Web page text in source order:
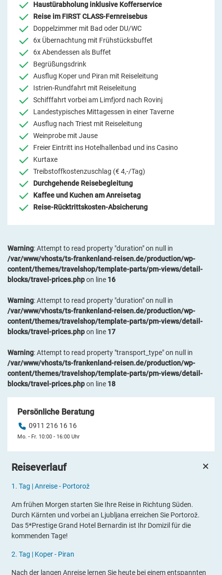
Reiseverlauf
1. Tag |Anreise - Portorož
Am frühen Morgen starten Sie Ihre Reise in Richtung Süden.
Durch Kärnten und vorbei an Ljubljana erreichen Sie Portorož.
Das 5*Prestige Grand Hotel Bernardin ist Ihr Domizil für die
kommenden Tage!
2. Tag | Koper - Piran
Nach der langen Anreise lernen Sie heute bei einem entspannten
Haustürabholung inklusive Kofferservice
Reise im FIRST CLASS-Fernreisebus
Doppelzimmer mit Bad oder DU/WC
6x Übernachtung mit Frühstücksbuffet
6x Abendessen als Buffet
Begrüßungsdrink
Ausflug Koper und Piran mit Reiseleitung
Istrien-Rundfahrt mit Reiseleitung
Schifffahrt vorbei am Limfjord nach Rovinj
Landestypisches Mittagessen in einer Taverne
Ausflug nach Triest mit Reiseleitung
Weinprobe mit Jause
Freier Eintritt ins Hotelhallenbad und ins Casino
Kurtaxe
Treibstoffkostenzuschlag (€ 4,-/Tag)
Durchgehende Reisebegleitung
Kaffee und Kuchen am Anreisetag
Reise-Rücktrittskosten-Absicherung
Warning: Attempt to read property "duration" on null in
/var/www/vhosts/ts-frankenland-reisen.de/production/wp-
content/themes/travelshop/template-parts/pm-views/detail-
blocks/travel-prices.phpon line 16
Warning: Attempt to read property "duration" on null in
/var/www/vhosts/ts-frankenland-reisen.de/production/wp-
content/themes/travelshop/template-parts/pm-views/detail-
blocks/travel-prices.phpon line 17
Warning: Attempt to read property "transport_type" on null in
/var/www/vhosts/ts-frankenland-reisen.de/production/wp-
content/themes/travelshop/template-parts/pm-views/detail-
blocks/travel-prices.phpon line 18
Persönliche Beratung
0911 216 16 16
Mo. - Fr. 10:00 - 16:00 Uhr